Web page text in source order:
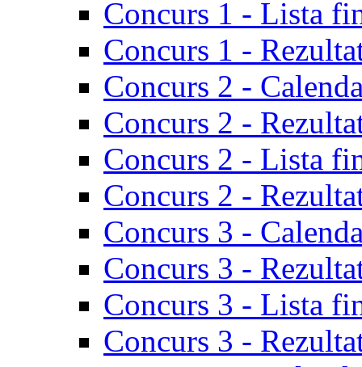
Concurs 1 - Lista
Concurs 1 -
Concurs 2 -
Concurs 2 -
Concurs 2 - Lista
Concurs 2 -
Concurs 3 -
Concurs 3 -
Concurs 3 - Lista
Concurs 3 -